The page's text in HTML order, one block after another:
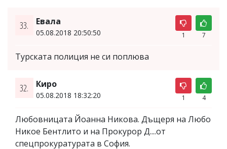
33. Евала
05.08.2018 20:50:50 1 7
Турската полиция не си поплюва
32. Киро
05.08.2018 18:32:20 1 4
Любовницата Йоанна Никова. Дъщеря на Любо
Никое Бентлито и на Прокурор Д....от
спецпрокуратурата в София.